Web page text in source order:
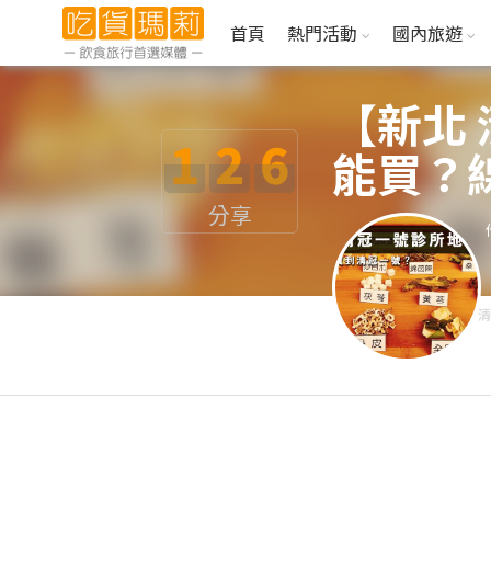
首頁 熱門活動 國內旅遊
1 2 6
分享
【新北
能買？